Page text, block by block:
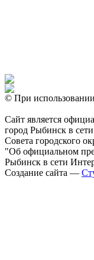
© При
Сайт является
город Рыбинск в
Совета городского
"Об официальном
Рыбинск в сети
Создание сайта —